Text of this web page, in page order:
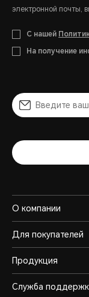
электронной почты,
С нашей
На получение
О компании
Для покупателей
Продукция
Служба